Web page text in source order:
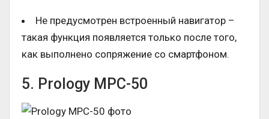
Не предусмотрен встроенный навигатор –
такая функция появляется только после того,
как выполнено сопряжение со смартфоном.
5. Prology MPC-50